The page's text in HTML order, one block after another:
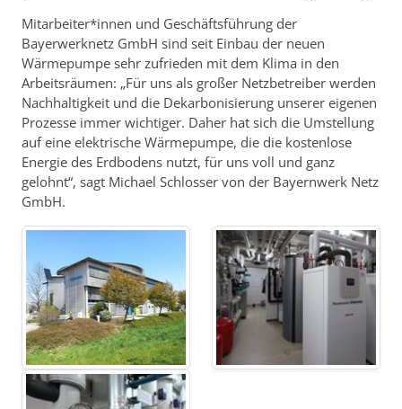
Mitarbeiter*innen und Geschäftsführung der
Bayerwerknetz GmbH sind seit Einbau der neuen
Wärmepumpe sehr zufrieden mit dem Klima in den
Arbeitsräumen: „Für uns als großer Netzbetreiber werden
Nachhaltigkeit und die Dekarbonisierung unserer eigenen
Prozesse immer wichtiger. Daher hat sich die Umstellung
auf eine elektrische Wärmepumpe, die die kostenlose
Energie des Erdbodens nutzt, für uns voll und ganz
gelohnt“, sagt Michael Schlosser von der Bayernwerk Netz
GmbH.